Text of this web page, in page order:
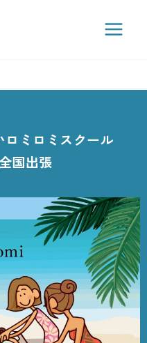
Main
ロミロミスクール
国出張